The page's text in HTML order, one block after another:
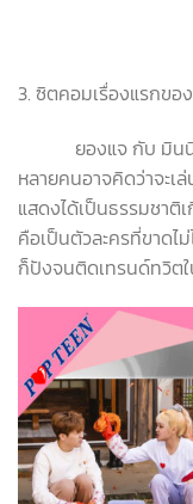
3. ซิตคอมเรื่องแรกขอ
ยองแจ กับ มินนี่ ส
หลายคนอาจคิดว่าจะเ
แสดงได้เป็นธรรมชาติ
คือเป็นตัวละครที่ขาดไ
ก็ปังจนติดเทรนด์ทวิตใ